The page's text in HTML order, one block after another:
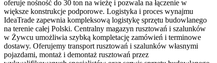
oferuje nośność do 30 ton na wieżę i pozwala na łączenie w
większe konstrukcje podporowe. Logistyka i proces wynajmu
IdeaTrade zapewnia kompleksową logistykę sprzętu budowlanego
na terenie całej Polski. Centralny magazyn rusztowań i szalunków
w Żywcu umożliwia szybką kompletację zamówień i terminowe
dostawy. Oferujemy transport rusztowań i szalunków własnymi
pojazdami, montaż i demontaż rusztowań przez